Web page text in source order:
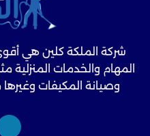
شركة الملكة كلين هي
المهام والخدمات
وصيانة المكيفات